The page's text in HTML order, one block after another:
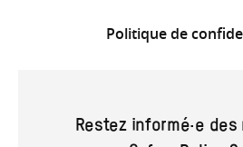
Politique de
Restez informé·e